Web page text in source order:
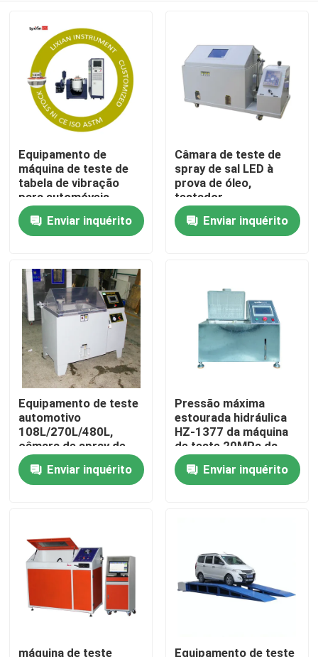
Produtos
programa de realidade virtual
Sobre nós
Visita à fábrica
Controle de qualidade
Notícia
casos
máquinas de testes do laboratório
Equipamento de
máquina de teste de
tabela de vibração
para automóveis
varredura linear de
alta frequência
0~6000 Hz/min.
Enviar inquérito
Câmara de teste de
spray de sal LED à
prova de óleo,
testador
anticorrosivo de
corrosão por spray de
sal
Enviar inquérito
Equipamento de teste
automotivo
108L/270L/480L,
câmara de spray de
sal resistente a álcalis
Enviar inquérito
Pressão máxima
estourada hidráulica
HZ-1377 da máquina
de teste 20MPa da
tubulação plástica do
PVC HBPEEnviar inquérito
máquina de teste Equipamento de teste